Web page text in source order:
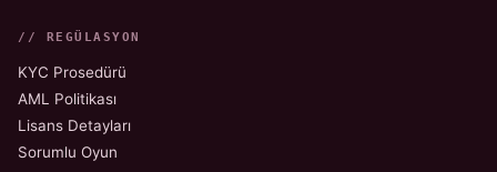
// REGÜLASYON
KYC Prosedürü
AML Politikası
Lisans Detayları
Sorumlu Oyun